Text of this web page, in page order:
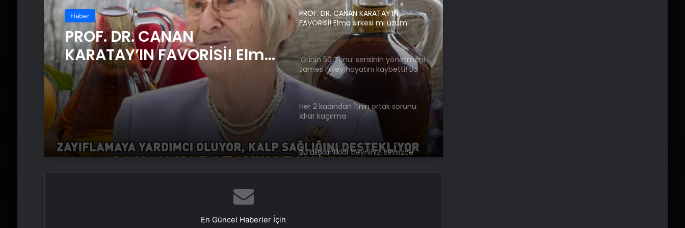
Haber
PROF. DR. CANAN
KARATAY’IN FAVORİSİ! Elma
sirkesi mi üzüm sirkesi mi?
‘Kalp sağlığını destekliyor,
zayıflamaya yardımcı
oluyor!’
PROF. DR. CANAN KARATAY’IN
FAVORİSİ! Elma sirkesi mi üzüm
sirkesi mi? ‘Kalp sağlığını destekliyor,
zayıflamaya yardımcı oluyor!’
‘Grinin 50 Tonu’ serisinin yönetmeni
James Foley hayatını kaybetti! Bu
belirtilere dikkat! BU KANSER SİNSİCE
İLERLİYOR
Her 2 kadından 1’inin ortak sorunu:
İdrar kaçırma
Bu alışkanlıklar beyninizi sessizce
En Güncel Haberler İçin